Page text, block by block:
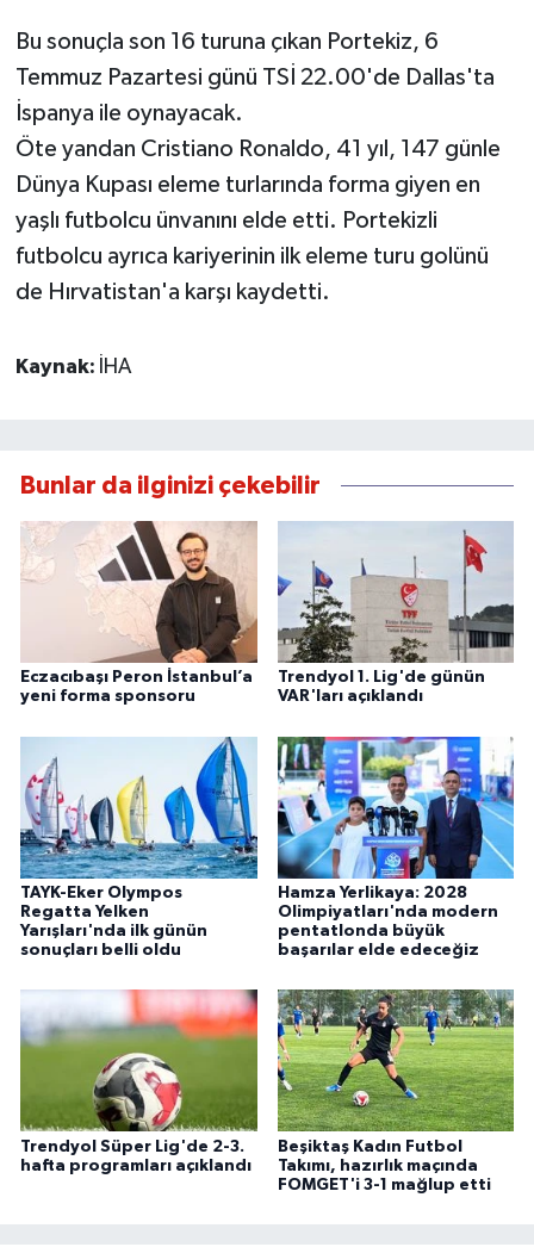
Bu sonuçla son 16 turuna çıkan Portekiz, 6
Temmuz Pazartesi günü TSİ 22.00'de Dallas'ta
İspanya ile oynayacak.
Öte yandan Cristiano Ronaldo, 41 yıl, 147 günle
Dünya Kupası eleme turlarında forma giyen en
yaşlı futbolcu ünvanını elde etti. Portekizli
futbolcu ayrıca kariyerinin ilk eleme turu golünü
de Hırvatistan'a karşı kaydetti.
Kaynak: İHA
Bunlar da ilginizi çekebilir
Eczacıbaşı Peron İstanbul’a
yeni forma sponsoru
Trendyol 1. Lig'de günün
VAR'ları açıklandı
TAYK-Eker Olympos
Regatta Yelken
Yarışları'nda ilk günün
sonuçları belli oldu
Hamza Yerlikaya: 2028
Olimpiyatları'nda modern
pentatlonda büyük
başarılar elde edeceğiz
Trendyol Süper Lig'de 2-3.
hafta programları açıklandı
Beşiktaş Kadın Futbol
Takımı, hazırlık maçında
FOMGET'i 3-1 mağlup etti